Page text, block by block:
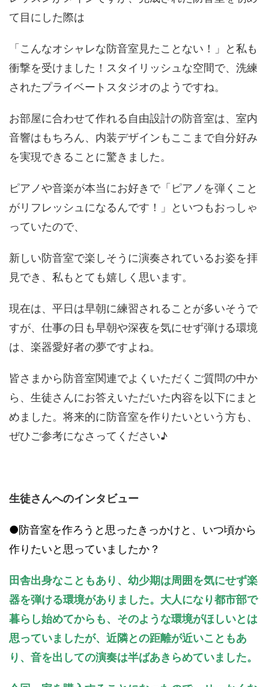
て目にした際は
「こんなオシャレな防音室見たことない！」と私も
衝撃を受けました！スタイリッシュな空間で、洗練
されたプライベートスタジオのようですね。
お部屋に合わせて作れる自由設計の防音室は、室内
音響はもちろん、内装デザインもここまで自分好み
を実現できることに驚きました。
ピアノや音楽が本当にお好きで「ピアノを弾くこと
がリフレッシュになるんです！」といつもおっしゃ
っていたので、
新しい防音室で楽しそうに演奏されているお姿を拝
見でき、私もとても嬉しく思います。
現在は、平日は早朝に練習されることが多いそうで
すが、仕事の日も早朝や深夜を気にせず弾ける環境
は、楽器愛好者の夢ですよね。
皆さまから防音室関連でよくいただくご質問の中か
ら、生徒さんにお答えいただいた内容を以下にまと
めました。将来的に防音室を作りたいという方も、
ぜひご参考になさってください♪
生徒さんへのインタビュー
●防音室を作ろうと思ったきっかけと、いつ頃から
作りたいと思っていましたか？
田舎出身なこともあり、幼少期は周囲を気にせず楽
器を弾ける環境がありました。大人になり都市部で
暮らし始めてからも、そのような環境がほしいとは
思っていましたが、近隣との距離が近いこともあ
り、音を出しての演奏は半ばあきらめていました。